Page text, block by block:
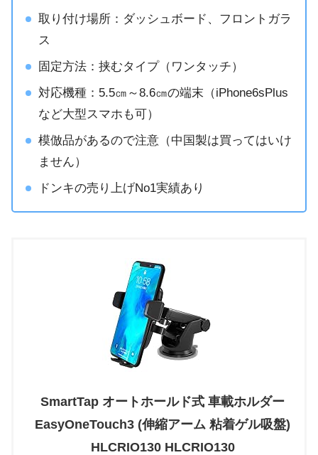
取り付け場所：ダッシュボード、フロントガラ
ス
固定方法：挟むタイプ（ワンタッチ）
対応機種：5.5㎝～8.6㎝の端末（iPhone6sPlus
など大型スマホも可）
模倣品があるので注意（中国製は買ってはいけ
ません）
ドンキの売り上げNo1実績あり
SmartTap オートホールド式 車載ホルダー
EasyOneTouch3 (伸縮アーム 粘着ゲル吸盤)
HLCRIO130 HLCRIO130